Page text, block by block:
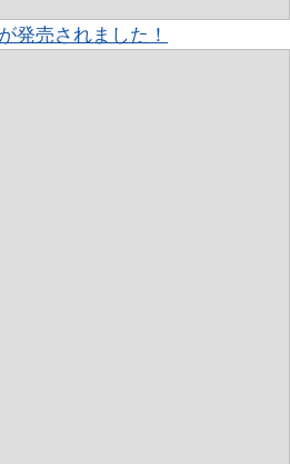
発売されました！